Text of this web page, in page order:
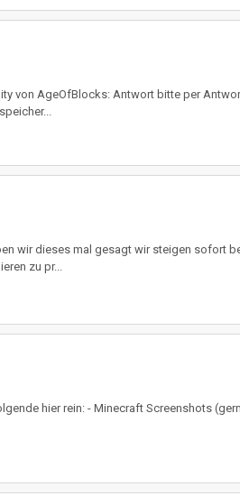
von AgeOfBlocks: Antwort bitte per
wir dieses mal gesagt wir steigen sofort
zu pr...
hier rein: - Minecraft Screenshots